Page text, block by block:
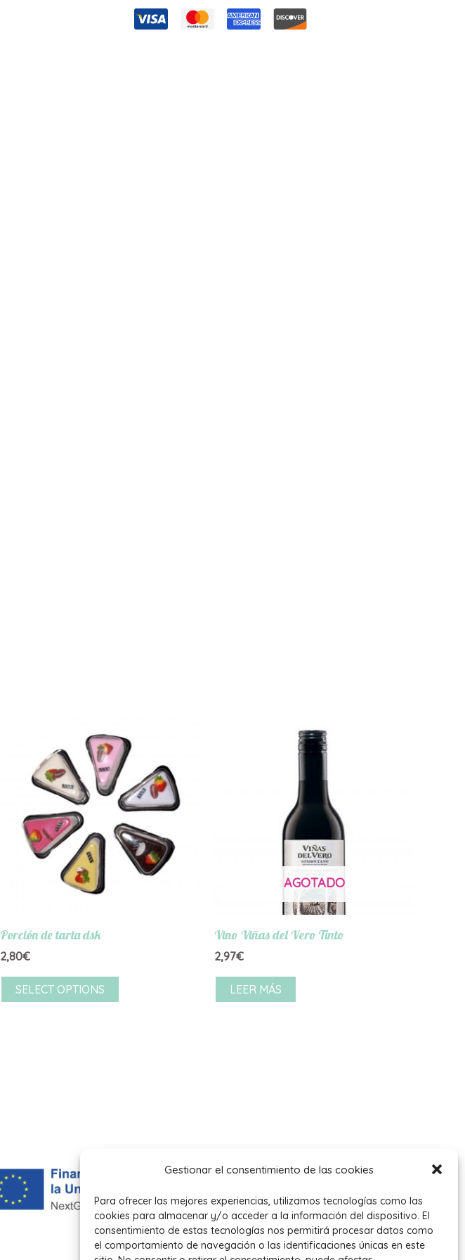
Gestionar el consentimiento de las cookies
Para ofrecer las mejores experiencias, utilizamos tecnologías como las
cookies para almacenar y/o acceder a la información del dispositivo. El
consentimiento de estas tecnologías nos permitirá procesar datos como
el comportamiento de navegación o las identificaciones únicas en este
Porción de tarta dsk
2,80€
SELECT OPTIONS
AGOTADO
Vino Viñas del Vero Tinto
2,97€
LEER MÁS